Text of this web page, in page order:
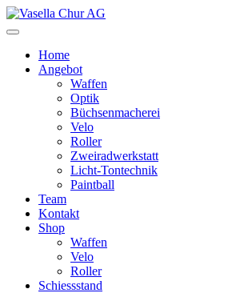
Home
Angebot
Waffen
Optik
Büchsenmacherei
Velo
Roller
Zweiradwerkstatt
Licht-Tontechnik
Paintball
Team
Kontakt
Shop
Waffen
Velo
Roller
Schiessstand